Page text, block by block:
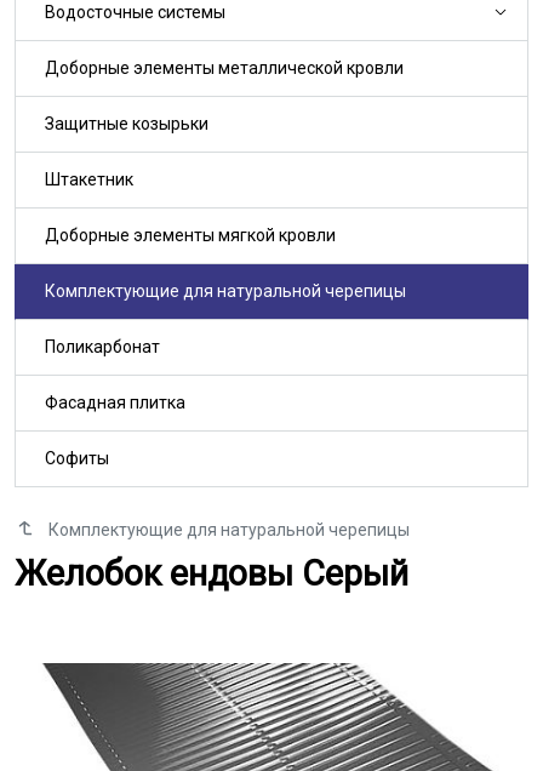
Комплектующие для натуральной черепицы
Желобок ендовы Серый
Желобок ендовы Серый
Водосточные системы
Доборные элементы металлической кровли
Защитные козырьки
Штакетник
Доборные элементы мягкой кровли
Комплектующие для натуральной черепицы
Поликарбонат
Фасадная плитка
Софиты